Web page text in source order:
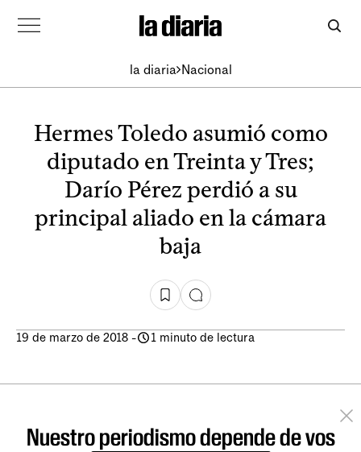
la diaria Nacional
Hermes Toledo asumió como
diputado en Treinta y Tres;
Darío Pérez perdió a su
principal aliado en la cámara
baja
19 de marzo de 2018 - 1 minuto de lectura
Nuestro periodismo depende de vos